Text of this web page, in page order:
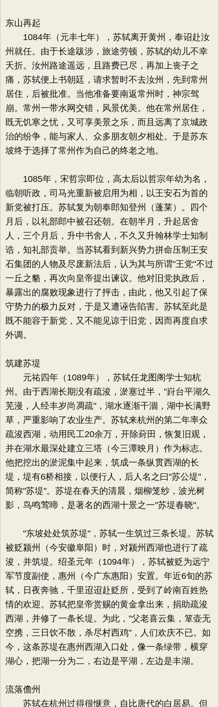
东山再起
1084年（元丰七年），苏轼离开黄州，奉诏赴汝
州就任。由于长途跋涉，旅途劳顿，苏轼的幼儿不幸
夭折。汝州路途遥远，且路费已尽，再加上丧子之
痛，苏轼便上书朝廷，请求暂时不去汝州，先到常州
居住，后被批准。当他准备要南返常州时，神宗驾
崩。常州一带水网交错，风景优美。他在常州居住，
既无饥寒之忧，又可享美景之乐，而且远离了京城政
治的纷争，能与家人、众多朋友朝夕相处。于是苏东
坡终于选择了常州作为自己的终老之地。
1085年，宋哲宗即位，高太后以哲宗年幼为名，
临朝听政，司马光重新被启用为相，以王安石为首的
新党被打压。苏轼复为朝奉郎知登州（蓬莱）。四个
月后，以礼部郎中被召还朝。在朝半月，升起居舍
人，三个月后，升中书舍人，不久又升翰林学士知制
诰，知礼部贡举。当苏轼看到新兴势力拼命压制王安
石集团的人物及尽废新法后，认为其与所谓"王党"不过
一丘之貉，再次向皇帝提出谏议。他对旧党执政后，
暴露出的腐败现象进行了抨击，由此，他又引起了保
守势力的极力反对，于是又遭诬告陷害。苏轼至此是
既不能容于新党，又不能见谅于旧党，因而再度自求
外调。
筑建苏堤
元祐四年（1089年），苏轼任龙图阁学士知杭
州。由于西湖长期没有疏浚，淤塞过半，"崶台平湖久
芜漫，人经丰岁尚凋疏"，湖水逐渐干涸，湖中长满野
草，严重影响了农业生产。苏轼来杭州的第二年率众
疏浚西湖，动用民工20余万，开除葑田，恢复旧观，
并在湖水最深处建立三塔（今三潭映月）作为标志。
他把挖出的淤泥集中起来，筑成一条纵贯西湖的长
堤，堤有6桥相接，以便行人，后人名之曰"苏公堤"，
简称"苏堤"。苏堤在春天的清晨，烟柳笼纱，波光树
影，鸟鸣莺啼，是著名的西湖十景之一"苏堤春晓"。
"东坡处处筑苏堤"，苏轼一生筑过三条长堤。苏轼
被贬颍州（今安徽阜阳）时，对颍州西湖也进行了疏
浚，并筑堤。绍圣元年（1094年），苏轼被贬为远宁
军节度副使，惠州（今广东惠阳）安置。年近6旬的苏
轼，日夜奔驰，千里迢迢赴贬所，受到了岭南百姓热
情的欢迎。苏轼把皇帝赏赐的黄金拿出来，捐助疏浚
西湖，并修了一条长堤。为此，"父老喜云集，箪壶无
空携，三日饮不散，杀尽村西鸡"，人们欢庆不已。如
今，这条苏堤在惠州西湖入口处，像一条绿带，横穿
湖心，把湖一分为二，右边是平湖，左边是丰湖。
流落儋州
苏轼在杭州过得很惬意，自比唐代的白居易。但